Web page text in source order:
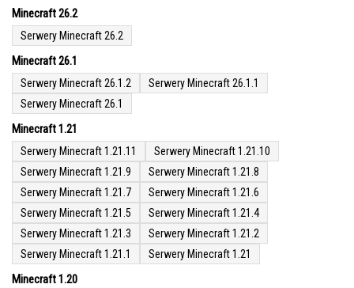
Minecraft 26.2
Serwery Minecraft 26.2
Minecraft 26.1
Serwery Minecraft 26.1.2
Serwery Minecraft 26.1.1
Serwery Minecraft 26.1
Minecraft 1.21
Serwery Minecraft 1.21.11
Serwery Minecraft 1.21.10
Serwery Minecraft 1.21.9
Serwery Minecraft 1.21.8
Serwery Minecraft 1.21.7
Serwery Minecraft 1.21.6
Serwery Minecraft 1.21.5
Serwery Minecraft 1.21.4
Serwery Minecraft 1.21.3
Serwery Minecraft 1.21.2
Serwery Minecraft 1.21.1
Serwery Minecraft 1.21
Minecraft 1.20